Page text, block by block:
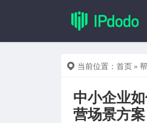
当前位置： 首页 »
中小企业
营场景方案